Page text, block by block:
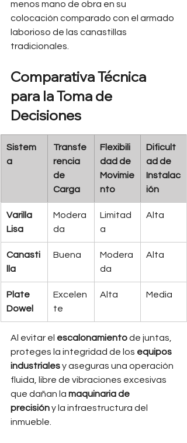
menos mano de obra en su
colocación comparado con el armado
laborioso de las canastillas
tradicionales.
Comparativa Técnica
para la Toma de
Decisiones
Sistem
a
Transfe
rencia
de
Carga
Flexibili
dad de
Movimie
nto
Dificult
ad de
Instalac
ión
Varilla
Lisa
Modera
da
Limitad
a
Alta
Canasti
lla
Buena
Modera
da
Alta
Plate
Dowel
Excelen
te
Alta Media
Al evitar el escalonamiento de juntas,
proteges la integridad de los equipos
industriales y aseguras una operación
fluida, libre de vibraciones excesivas
que dañan la maquinaria de
precisión y la infraestructura del
inmueble.